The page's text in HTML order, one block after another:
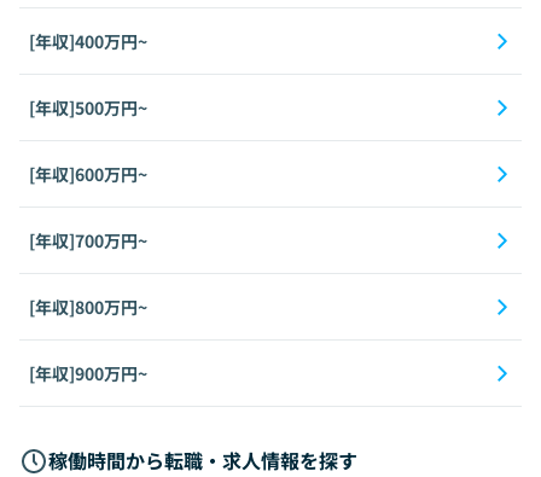
[年収]400万円~
[年収]500万円~
[年収]600万円~
[年収]700万円~
[年収]800万円~
[年収]900万円~
稼働時間から転職・求人情報を探す